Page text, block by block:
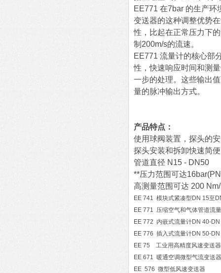
EE771 在7bar 的生产
变送器的这种调整优势
性，比起在正常压力下
制200m/s的流速。
EE771 流量计的核心部
性，快速响应时间和测
一步的处理。这些输出
量的脉冲输出方式。
产品特点：
使用球阀装置，探头的
探头安装和拆卸快速简便
管道直径 N15 - DN50
**压力范围可达
高测量范围可达 200
EE 741 模块式紧凑型DN 15至
EE 771 压缩空气和气体管道流
EE 772 内嵌式流量计DN 40-
EE 776 插入式流量计DN 50-
EE 75 工业用高精度风速变送器
EE 671 暖通空调微型气流变送器
EE 576 微型低风速变送器